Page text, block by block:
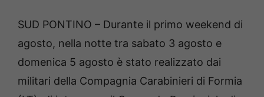
SUD PONTINO – Durante il primo weekend di
agosto, nella notte tra sabato 3 agosto e
domenica 5 agosto è stato realizzato dai
militari della Compagnia Carabinieri di Formia